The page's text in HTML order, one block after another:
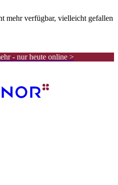
mehr verfügbar, vielleicht gefallen
- nur heute online >